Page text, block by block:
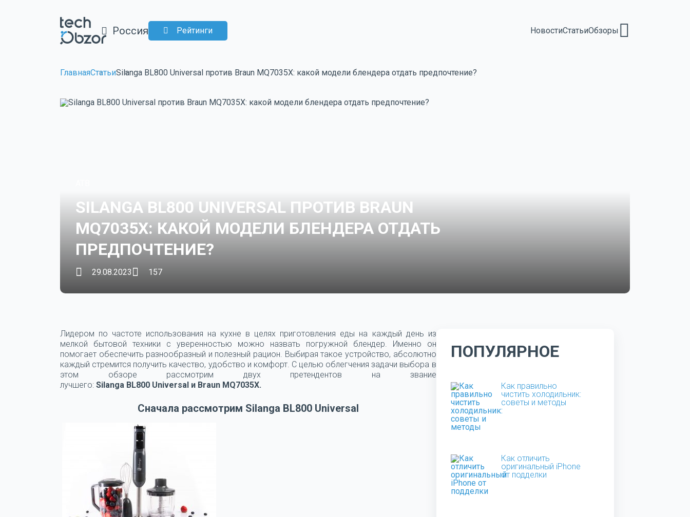
Россия Рейтинги НовостиСтатьиОбзоры
ГлавнаяСтатьиSilanga BL800 Universal против Braun MQ7035X: какой модели блендера отдать предпочтение?
SILANGA BL800 UNIVERSAL ПРОТИВ BRAUN
MQ7035X: КАКОЙ МОДЕЛИ БЛЕНДЕРА ОТДАТЬ
ПРЕДПОЧТЕНИЕ?
29.08.2023 157
Лидером по частоте использования на кухне в целях приготовления еды на каждый день из
мелкой бытовой техники с уверенностью можно назвать погружной блендер. Именно он
помогает обеспечить разнообразный и полезный рацион. Выбирая такое устройство, абсолютно
каждый стремится получить качество, удобство и комфорт. С целью облегчения задачи выбора в
этом обзоре рассмотрим двух претендентов на звание
лучшего: Silanga BL800 Universal и Braun MQ7035X.
Сначала рассмотрим Silanga BL800 Universal
ПОПУЛЯРНОЕ
Как правильно
чистить холодильник:
советы и методы
Как отличить
оригинальный iPhone
от подделки